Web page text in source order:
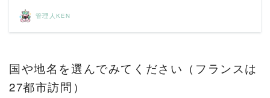
管理人KEN
国や地名を選んでみてください（フランスは
27都市訪問）